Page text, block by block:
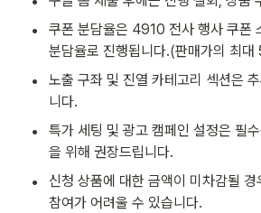
•
쿠폰 분담율은 4910 전사 행사 쿠폰
분담율로 진행됩니다.(판매가의 최대
•
노출 구좌 및 진열 카테고리 섹션은
니다.
•
특가 세팅 및 광고 캠페인 설정은 필
을 위해 권장드립니다.
•
신청 상품에 대한 금액이 미차감될
참여가 어려울 수 있습니다.